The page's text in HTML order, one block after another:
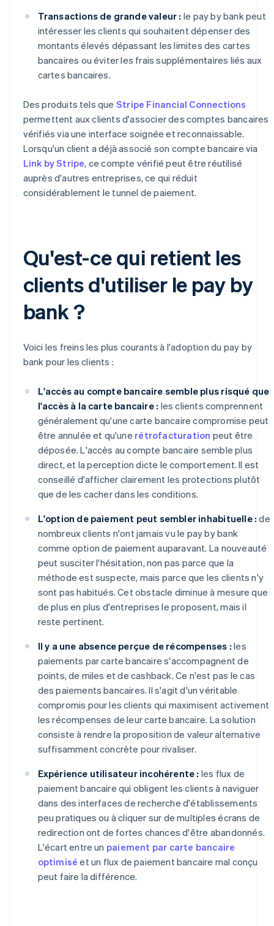
Transactions de grande valeur : le pay by bank peut
intéresser les clients qui souhaitent dépenser des
montants élevés dépassant les limites des cartes
bancaires ou éviter les frais supplémentaires liés aux
cartes bancaires.
Des produits tels que Stripe Financial Connections
permettent aux clients d'associer des comptes bancaires
vérifiés via une interface soignée et reconnaissable.
Lorsqu'un client a déjà associé son compte bancaire via
Link by Stripe, ce compte vérifié peut être réutilisé
auprès d'autres entreprises, ce qui réduit
considérablement le tunnel de paiement.
Qu'est-ce qui retient les
clients d'utiliser le pay by
bank ?
Voici les freins les plus courants à l'adoption du pay by
bank pour les clients :
L'accès au compte bancaire semble plus risqué que
l'accès à la carte bancaire : les clients comprennent
généralement qu'une carte bancaire compromise peut
être annulée et qu'une rétrofacturation peut être
déposée. L'accès au compte bancaire semble plus
direct, et la perception dicte le comportement. Il est
conseillé d'afficher clairement les protections plutôt
que de les cacher dans les conditions.
L'option de paiement peut sembler inhabituelle : de
nombreux clients n'ont jamais vu le pay by bank
comme option de paiement auparavant. La nouveauté
peut susciter l'hésitation, non pas parce que la
méthode est suspecte, mais parce que les clients n'y
sont pas habitués. Cet obstacle diminue à mesure que
de plus en plus d'entreprises le proposent, mais il
reste pertinent.
Il y a une absence perçue de récompenses : les
paiements par carte bancaire s'accompagnent de
points, de miles et de cashback. Ce n'est pas le cas
des paiements bancaires. Il s'agit d'un véritable
compromis pour les clients qui maximisent activement
les récompenses de leur carte bancaire. La solution
consiste à rendre la proposition de valeur alternative
suffisamment concrète pour rivaliser.
Expérience utilisateur incohérente : les flux de
paiement bancaire qui obligent les clients à naviguer
dans des interfaces de recherche d'établissements
peu pratiques ou à cliquer sur de multiples écrans de
redirection ont de fortes chances d'être abandonnés.
L'écart entre un paiement par carte bancaire
optimisé et un flux de paiement bancaire mal conçu
peut faire la différence.